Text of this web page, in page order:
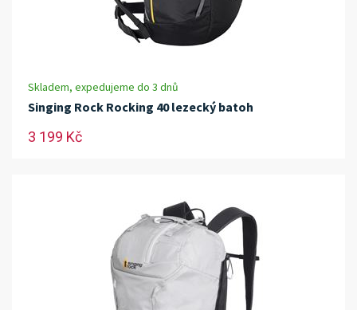
Skladem, expedujeme do 3 dnů
Singing Rock Rocking 40 lezecký batoh
3 199 Kč